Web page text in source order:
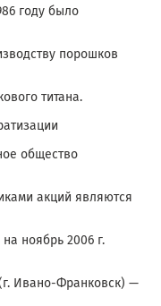
году было
порошков
титана.
общество
акций являются
ноябрь 2006 г.
Ивано-Франковск) —